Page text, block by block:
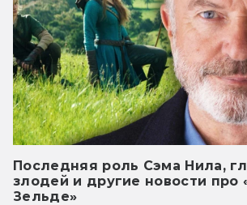
Последняя роль Сэма Нила,
злодей и другие новости про
Зельде»